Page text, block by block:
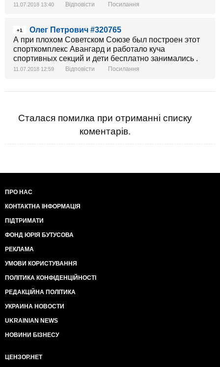
11.07.2018 13:40 Відповісти Посилання
+1
Олег Петрович #320765
А при плохом Советском Союзе был построен этот
спорткомплекс Авангард и работало куча
спортивных секций и дети бесплатно занимались .
11.07.2018 12:59 Відповісти Посилання
Сталася помилка при отриманні списку
коментарів.
ПРО НАС
КОНТАКТНА ІНФОРМАЦІЯ
ПІДТРИМАТИ
ФОНД ЮРІЯ БУТУСОВА
РЕКЛАМА
УМОВИ КОРИСТУВАННЯ
ПОЛІТИКА КОНФІДЕНЦІЙНОСТІ
РЕДАКЦІЙНА ПОЛІТИКА
УКРАИНА НОВОСТИ
UKRAINIAN NEWS
НОВИНИ БІЗНЕСУ
ЦЕНЗОР.НЕТ